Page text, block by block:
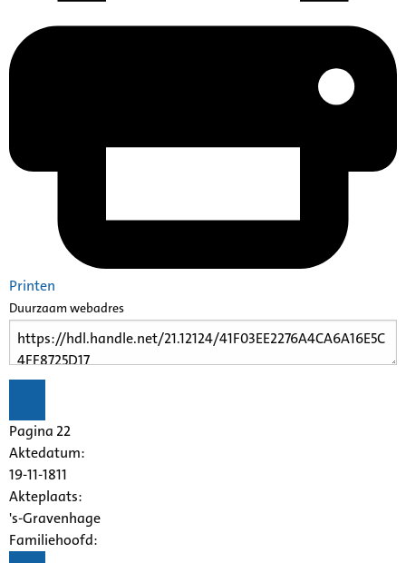
Printen
Duurzaam webadres
Pagina 22
Aktedatum:
19-11-1811
Akteplaats:
's-Gravenhage
Familiehoofd: